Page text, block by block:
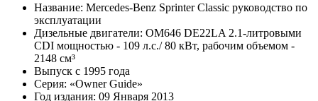
Название: Mercedes-Benz Sprinter Classic руководство по
эксплуатации
Дизельные двигатели: OM646 DE22LA 2.1-литровыми
CDI мощностью - 109 л.с./ 80 кВт, рабочим объемом -
2148 см³
Выпуск с 1995 года
Серия: «Owner Guide»
Год издания: 09 Января 2013